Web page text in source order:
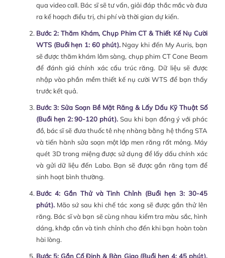
qua video call. Bác sĩ sẽ tư vấn, giải đáp thắc mắc và đưa
ra kế hoạch điều trị, chi phí và thời gian dự kiến.
Bước 2: Thăm Khám, Chụp Phim CT & Thiết Kế Nụ Cười
WTS (Buổi hẹn 1: 60 phút).Ngay khi đến My Auris, bạn
sẽ được thăm khám lâm sàng, chụp phim CT Cone Beam
để đánh giá chính xác cấu trúc răng. Dữ liệu sẽ được
nhập vào phần mềm thiết kế nụ cười WTS để bạn thấy
trước kết quả.
Bước 3: Sửa Soạn Bề Mặt Răng & Lấy Dấu Kỹ Thuật Số
(Buổi hẹn 2: 90-120 phút). Sau khi bạn đồng ý với phác
đồ, bác sĩ sẽ đưa thuốc tê nhẹ nhàng bằng hệ thống STA
và tiến hành sửa soạn một lớp men răng rất mỏng. Máy
quét 3D trong miệng được sử dụng để lấy dấu chính xác
và gửi dữ liệu đến Labo. Bạn sẽ được gắn răng tạm để
sinh hoạt bình thường.
Bước 4: Gắn Thử và Tinh Chỉnh (Buổi hẹn 3: 30-45
phút).Mão sứ sau khi chế tác xong sẽ được gắn thử lên
răng. Bác sĩ và bạn sẽ cùng nhau kiểm tra màu sắc, hình
dáng, khớp cắn và tinh chỉnh cho đến khi bạn hoàn toàn
hài lòng.
Bước 5: Gắn Cố Định & Bàn Giao (Buổi hẹn 4: 45 phút).